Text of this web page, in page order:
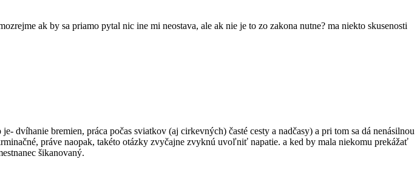
ak by sa priamo pytal nic ine mi neostava, ale ak nie je to zo zakona nutne? ma niekto skusenosti
dvíhanie bremien, práca počas sviatkov (aj cirkevných) časté cesty a nadčasy) a pri tom sa dá nenásilnou
práve naopak, takéto otázky zvyčajne zvyknú uvoľniť napatie. a ked by mala niekomu prekážať
šikanovaný.